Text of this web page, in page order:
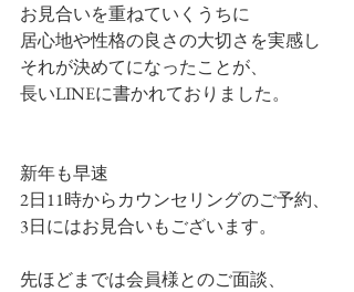
お見合いを重ねていくうちに
居心地や性格の良さの大切さを実感し
それが決めてになったことが、
長いLINEに書かれておりました。
新年も早速
2日11時からカウンセリングのご予約、
3日にはお見合いもございます。
先ほどまでは会員様とのご面談、